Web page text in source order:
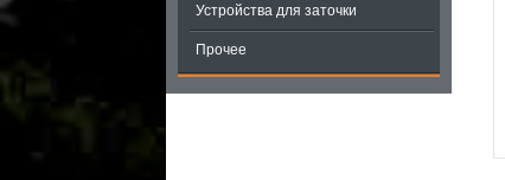
Устройства для заточки
Прочее